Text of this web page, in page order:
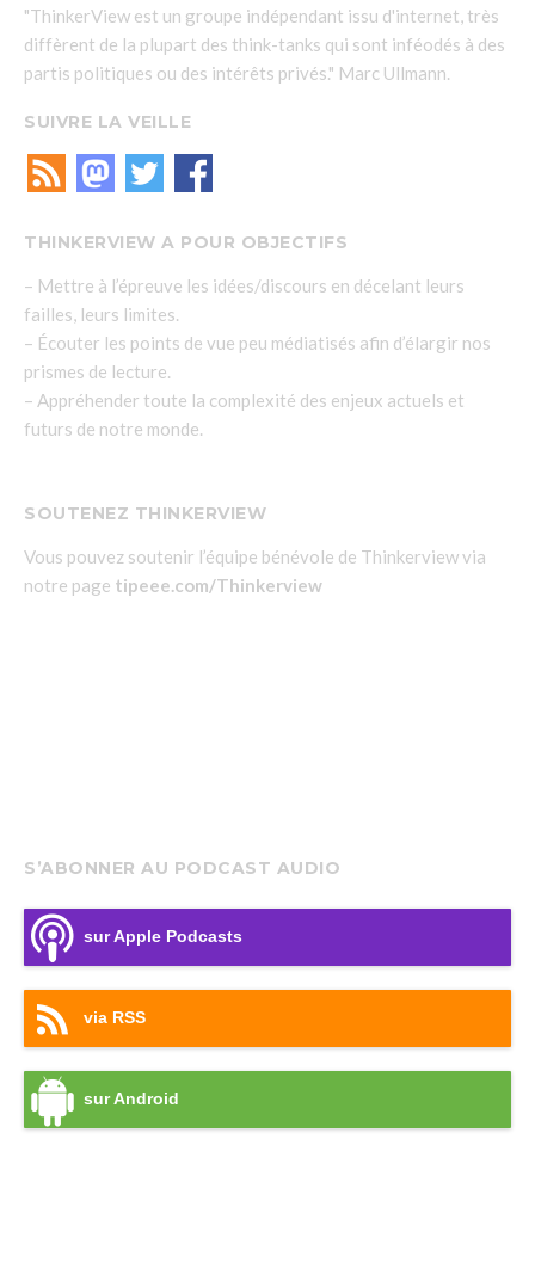
"ThinkerView est un groupe indépendant issu d'internet, très
diffèrent de la plupart des think-tanks qui sont inféodés à des
partis politiques ou des intérêts privés." Marc Ullmann.
SUIVRE LA VEILLE
THINKERVIEW A POUR OBJECTIFS
– Mettre à l’épreuve les idées/discours en décelant leurs
failles, leurs limites.
– Écouter les points de vue peu médiatisés afin d’élargir nos
prismes de lecture.
– Appréhender toute la complexité des enjeux actuels et
futurs de notre monde.
SOUTENEZ THINKERVIEW
Vous pouvez soutenir l’équipe bénévole de Thinkerview via
notre page tipeee.com/Thinkerview
S’ABONNER AU PODCAST AUDIO
sur Apple Podcasts
via RSS
sur Android